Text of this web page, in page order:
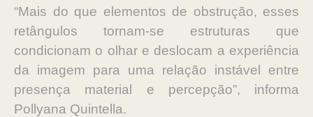
“Mais do que elementos de obstrução, esses
retângulos tornam-se estruturas que
condicionam o olhar e deslocam a experiência
da imagem para uma relação instável entre
presença material e percepção”, informa
Pollyana Quintella.